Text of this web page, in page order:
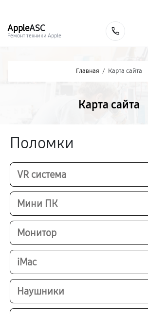
AppleASC
Ремонт техники Apple
Главная / Карта сайта
Карта сайта
Поломки
VR система
Мини ПК
Монитор
iMac
Наушники